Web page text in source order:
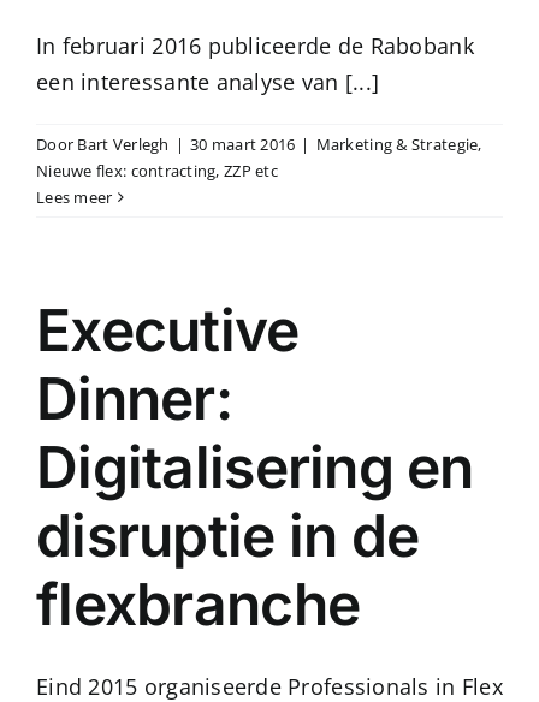
In februari 2016 publiceerde de Rabobank
een interessante analyse van [...]
Door Bart Verlegh | 30 maart 2016 | Marketing & Strategie,
Nieuwe flex: contracting, ZZP etc
Lees meer
Executive
Dinner:
Digitalisering en
disruptie in de
flexbranche
Eind 2015 organiseerde Professionals in Flex